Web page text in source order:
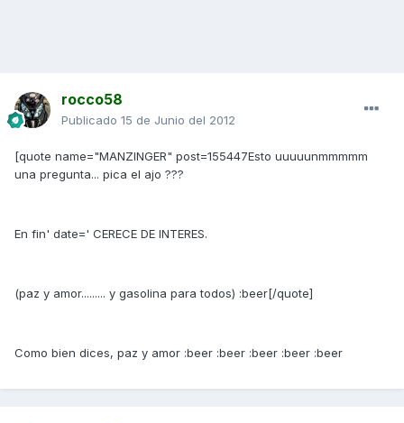
rocco58
Publicado 15 de Junio del 2012
[quote name="MANZINGER" post=155447Esto uuuuunmmmmm
una pregunta... pica el ajo ???
En fin' date=' CERECE DE INTERES.
(paz y amor......... y gasolina para todos) :beer[/quote]
Como bien dices, paz y amor :beer :beer :beer :beer :beer